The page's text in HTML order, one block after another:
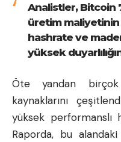
Analistler, Bitcoin
üretim maliyetinin
hashrate ve
yüksek
Öte yandan
kaynaklarını
yüksek performanslı
Raporda, bu